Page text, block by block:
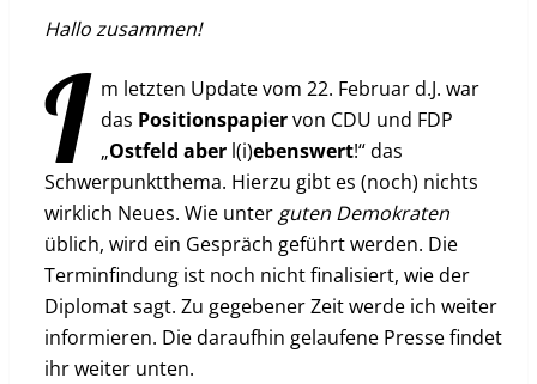
Hallo zusammen!
I m letzten Update vom 22. Februar d.J. war
das Positionspapiervon CDU und FDP
„Ostfeld aberl(i)ebenswert!“ das
Schwerpunktthema. Hierzu gibt es (noch) nichts
wirklich Neues. Wie unter guten Demokraten
üblich, wird ein Gespräch geführt werden. Die
Terminfindung ist noch nicht finalisiert, wie der
Diplomat sagt. Zu gegebener Zeit werde ich weiter
informieren. Die daraufhin gelaufene Presse findet
ihr weiter unten.